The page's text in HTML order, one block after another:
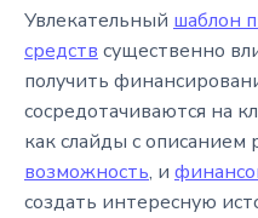
Увлекательный шаблон
средств существенно
получить
сосредотачиваются на
как слайды с
возможность, и
создать интересную